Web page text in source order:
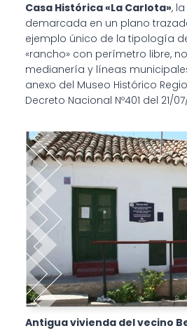
Casa Histórica «La Carlota»,
demarcada en un plano
ejemplo único de la tipología
«rancho» con perímetro libre,
medianería y líneas
anexo del Museo Histórico
Decreto Nacional Nº401 del 21/
Antigua vivienda del vecino